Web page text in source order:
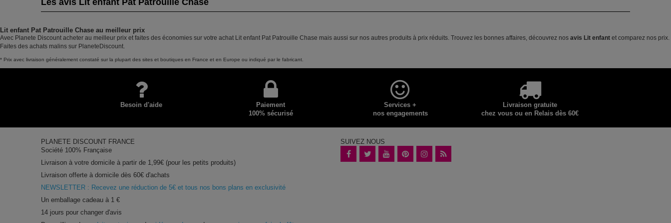
Lit enfant Pat Patrouille Chase au meilleur prix
Avec Planete Discount acheter au meilleur prix et faites des économies sur votre achat Lit enfant Pat Patrouille Chase mais aussi sur nos autres produits à prix réduits. Trouvez les bonnes affaires, découvrez nos avis Lit enfant et comparez nos prix.
Faites des achats malins sur PlaneteDiscount.
* Prix avec livraison généralement constaté sur la plupart des sites et boutiques en France et en Europe ou indiqué par le fabricant.
Besoin d'aide
Paiement
100% sécurisé
Services +
nos engagements
Livraison gratuite
chez vous ou en Relais dès 60€
PLANETE DISCOUNT FRANCE
Société 100% Française
Livraison à votre domicile à partir de 1,99€ (pour les petits produits)
Livraison offerte à domicile dès 60€ d'achats
NEWSLETTER : Recevez une réduction de 5€ et tous nos bons plans en exclusivité
Un emballage cadeau à 1 €
14 jours pour changer d'avis
SUIVEZ NOUS